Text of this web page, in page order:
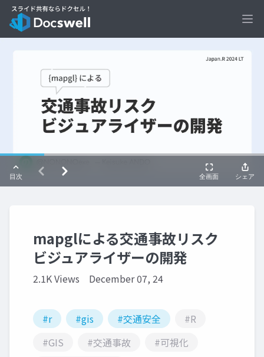
mapglによる交通事故リスク
ビジュアライザーの開発
2.1K Views December 07, 24
#r #gis #交通安全
#R
#GIS
#交通事故
#可視化